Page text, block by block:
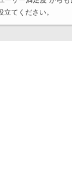
立てください。